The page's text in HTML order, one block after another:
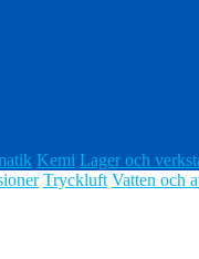
Kemi Lager och
Tryckluft Vatten och